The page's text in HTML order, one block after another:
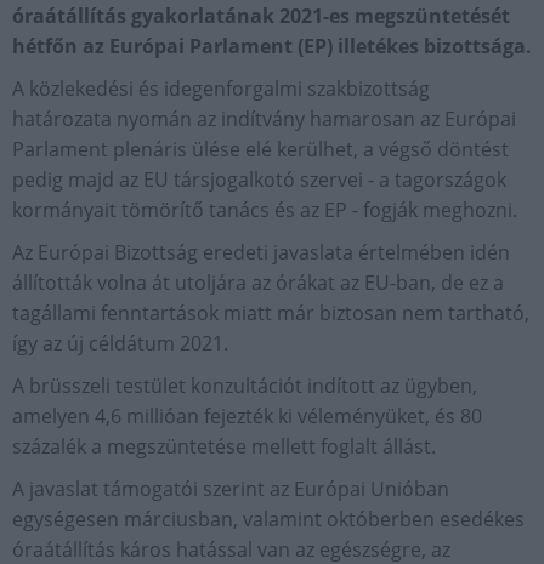
óraátállítás gyakorlatának 2021-es megszüntetését
hétfőn az Európai Parlament (EP) illetékes bizottsága.
A közlekedési és idegenforgalmi szakbizottság
határozata nyomán az indítvány hamarosan az Európai
Parlament plenáris ülése elé kerülhet, a végső döntést
pedig majd az EU társjogalkotó szervei - a tagországok
kormányait tömörítő tanács és az EP - fogják meghozni.
Az Európai Bizottság eredeti javaslata értelmében idén
állították volna át utoljára az órákat az EU-ban, de ez a
tagállami fenntartások miatt már biztosan nem tartható,
így az új céldátum 2021.
A brüsszeli testület konzultációt indított az ügyben,
amelyen 4,6 millióan fejezték ki véleményüket, és 80
százalék a megszüntetése mellett foglalt állást.
A javaslat támogatói szerint az Európai Unióban
egységesen márciusban, valamint októberben esedékes
óraátállítás káros hatással van az egészségre, az